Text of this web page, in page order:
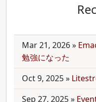
Mar 21, 2026»
勉強になった
Oct 9, 2025»
Sep 27, 2025»